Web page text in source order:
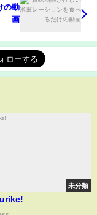
の動
画
未分類